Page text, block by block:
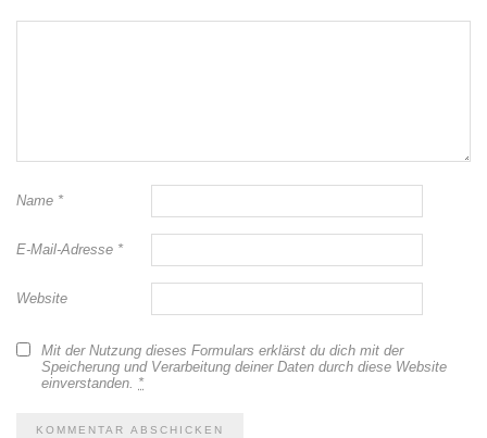
Name *
E-Mail-Adresse *
Website
Mit der Nutzung dieses Formulars erklärst du dich mit der
Speicherung und Verarbeitung deiner Daten durch diese Website
einverstanden. *